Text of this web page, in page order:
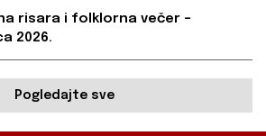
risara i folklorna večer –
2026.
Pogledajte sve